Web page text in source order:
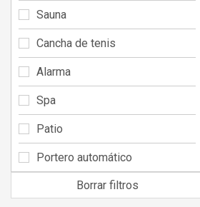
Sauna
Cancha de tenis
Alarma
Spa
Patio
Portero automático
Borrar filtros